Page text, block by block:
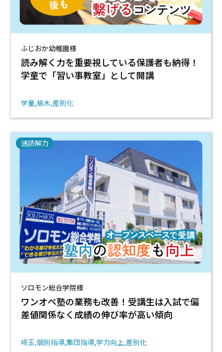
ふじおか幼稚園様
読み解く力を重要視している保護者も納得！
学童で「習い事教室」として開講
学童 栃木 差別化
速読解力
ソロモン総合学院様
ワンオペ塾の業務も改善！受講生は入試で偏
差値関係なく成績の伸び率が高い傾向
埼玉 個別指導 集団指導 学力向上 差別化